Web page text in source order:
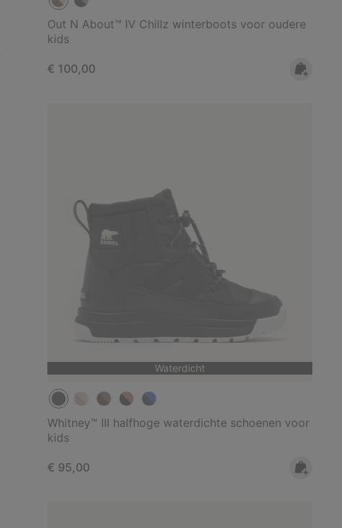
Out N About™ IV Chillz winterboots voor oudere
kids
Regular price:
€ 100,00
Waterdicht
Whitney™ III halfhoge waterdichte schoenen voor
kids
Regular price:
€ 95,00